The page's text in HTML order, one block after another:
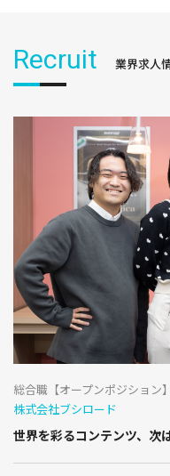
Recruit 業界求人
総合職【オープンポジション】
株式会社ブシロード
世界を彩るコンテンツ、次